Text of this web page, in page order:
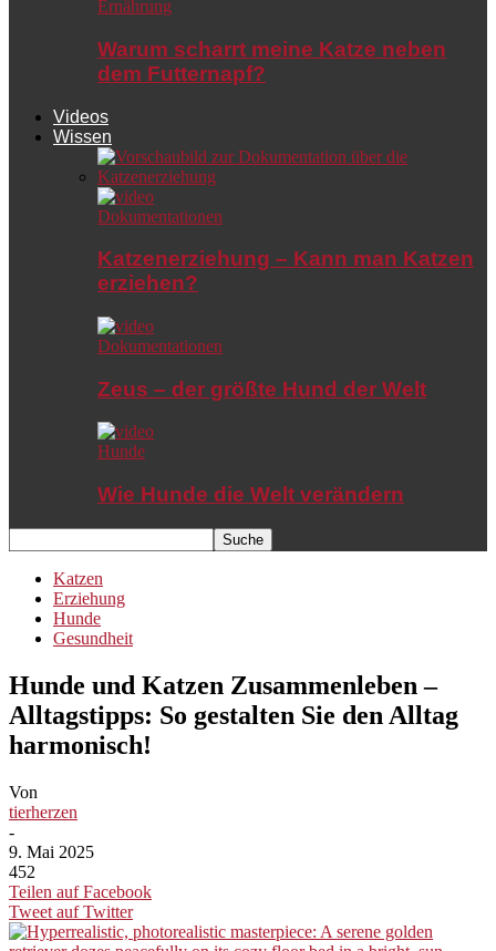
Ernährung
Warum scharrt meine Katze neben
dem Futternapf?
Videos
Wissen
Dokumentationen
Katzenerziehung – Kann man Katzen
erziehen?
Dokumentationen
Zeus – der größte Hund der Welt
Hunde
Wie Hunde die Welt verändern
Katzen
Erziehung
Hunde
Gesundheit
Hunde und Katzen Zusammenleben –
Alltagstipps: So gestalten Sie den Alltag
harmonisch!
Von
tierherzen
-
9. Mai 2025
452
Teilen auf Facebook
Tweet auf Twitter